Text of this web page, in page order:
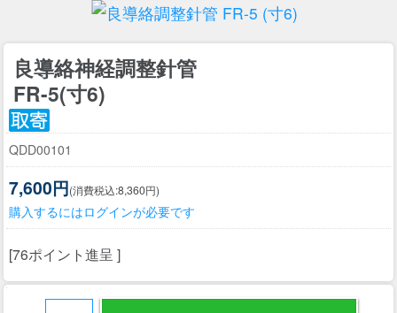
良導絡神経調整針管
FR-5(寸6)
QDD00101
7,600円(消費税込:8,360円)
購入するにはログインが必要です
[76ポイント進呈 ]